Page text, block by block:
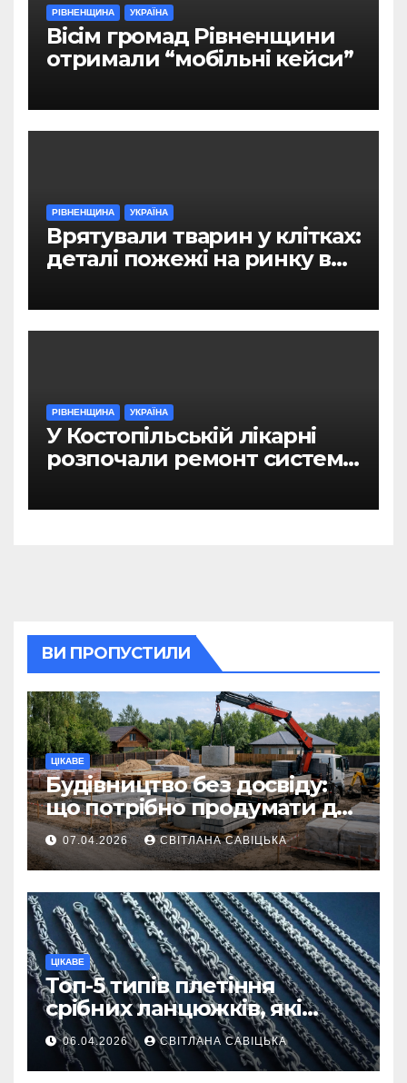
РІВНЕНЩИНА УКРАЇНА
Вісім громад Рівненщини
отримали “мобільні кейси”
РІВНЕНЩИНА УКРАЇНА
Врятували тварин у клітках:
деталі пожежі на ринку в
РІВНЕНЩИНА УКРАЇНА
У Костопільській лікарні
розпочали ремонт системи
ВИ ПРОПУСТИЛИ
ЦІКАВЕ
Будівництво без досвіду:
що потрібно продумати до
першої доставки на
ділянку
07.04.2026 СВІТЛАНА САВІЦЬКА
ЦІКАВЕ
Топ-5 типів плетіння
срібних ланцюжків, які
вважаються
найнадійнішими
06.04.2026 СВІТЛАНА САВІЦЬКА